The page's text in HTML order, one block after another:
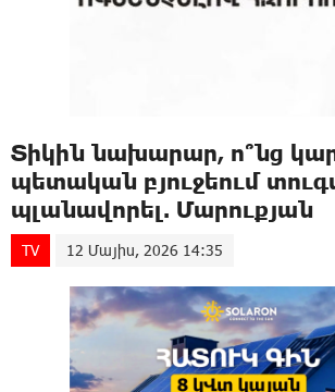
Տիկին նախարար, ո՞նց
պետական բյուջեում
պլանավորել. Մարուքյան
TV 12 Մայիս, 2026 14:35